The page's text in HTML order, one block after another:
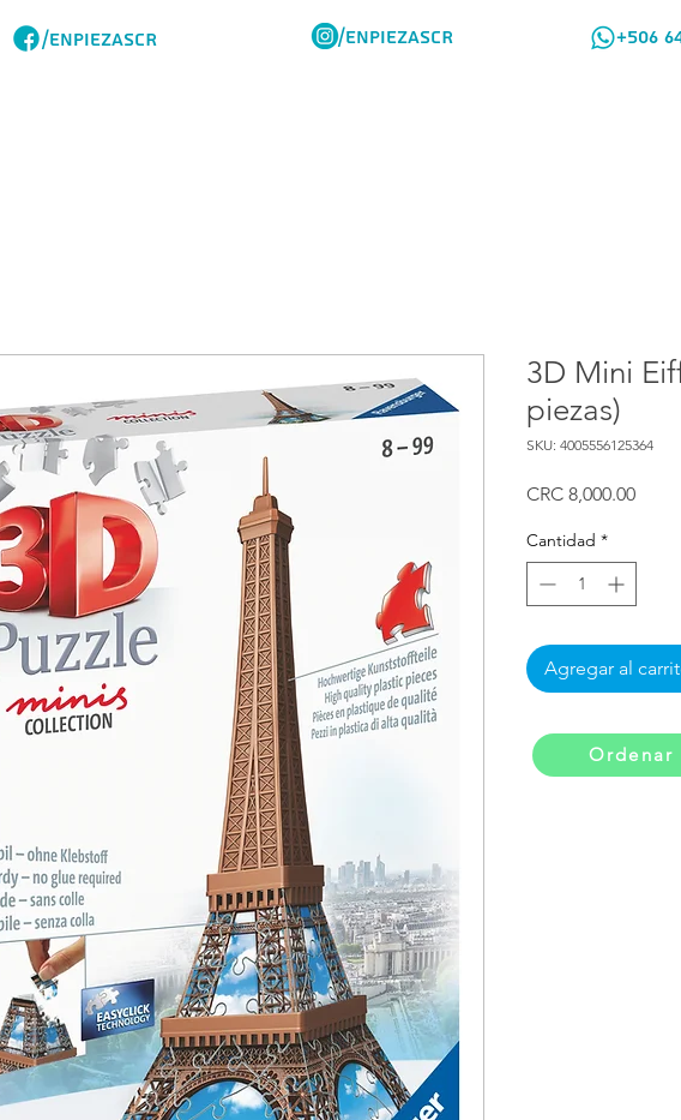
/ENPIEZASCR /ENPIEZASCR +506
3D Mini
piezas)
SKU: 4005556125364
CRC 8,000.00Precio
Cantidad *
Agregar al
Ordenar